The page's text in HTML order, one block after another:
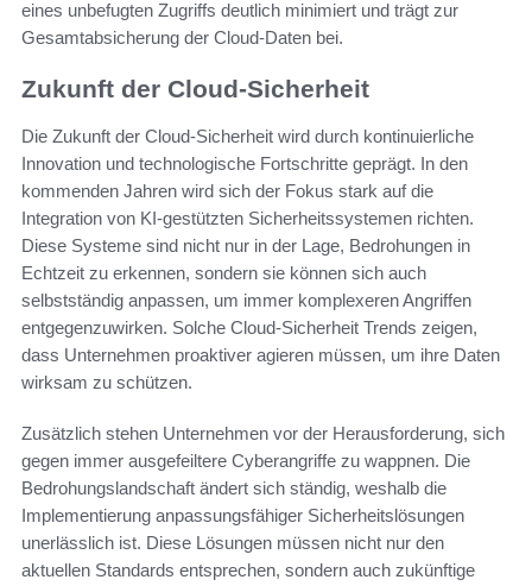
eines unbefugten Zugriffs deutlich minimiert und trägt zur
Gesamtabsicherung der Cloud-Daten bei.
Zukunft der Cloud-Sicherheit
Die Zukunft der Cloud-Sicherheit wird durch kontinuierliche
Innovation und technologische Fortschritte geprägt. In den
kommenden Jahren wird sich der Fokus stark auf die
Integration von KI-gestützten Sicherheitssystemen richten.
Diese Systeme sind nicht nur in der Lage, Bedrohungen in
Echtzeit zu erkennen, sondern sie können sich auch
selbstständig anpassen, um immer komplexeren Angriffen
entgegenzuwirken. Solche Cloud-Sicherheit Trends zeigen,
dass Unternehmen proaktiver agieren müssen, um ihre Daten
wirksam zu schützen.
Zusätzlich stehen Unternehmen vor der Herausforderung, sich
gegen immer ausgefeiltere Cyberangriffe zu wappnen. Die
Bedrohungslandschaft ändert sich ständig, weshalb die
Implementierung anpassungsfähiger Sicherheitslösungen
unerlässlich ist. Diese Lösungen müssen nicht nur den
aktuellen Standards entsprechen, sondern auch zukünftige